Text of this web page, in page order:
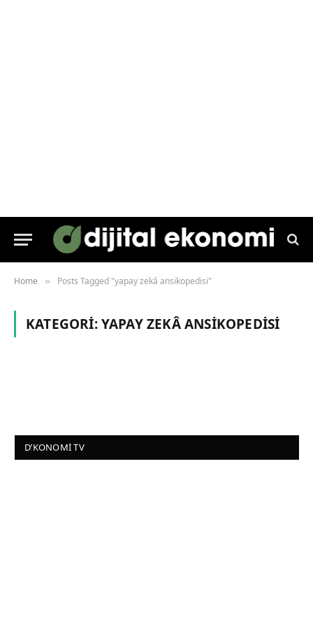
Home » Posts Tagged "yapay zekâ ansikopedisi"
KATEGORI:YAPAY ZEKÂ ANSIKOPEDISI
D’KONOMI TV